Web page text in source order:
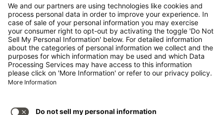
essere più aggiornati. Le tariffe indicate per
l’Economy Class sono solitamente Economy Zero,
la nostra opzione di tariffa più limitata. Potrebbero
essere applicati costi aggiuntivi per ilbagaglioda
stiva registrato o altri servizi opzionali. Vengono
applicate leCondizioni Generali di Contratto.